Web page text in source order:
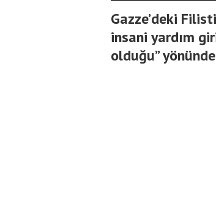
Gazze’deki
insani yardım
olduğu”